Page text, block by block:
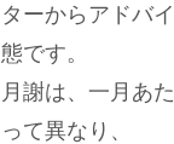
ターからアドバ
態です。
月謝は、一月あ
って異なり、